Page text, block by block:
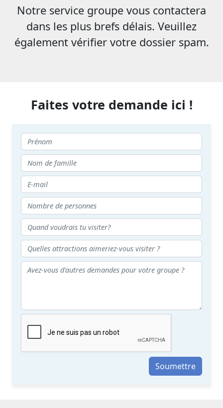
Notre service groupe vous contactera
dans les plus brefs délais. Veuillez
également vérifier votre dossier spam.
Faites votre demande ici !
Soumettre